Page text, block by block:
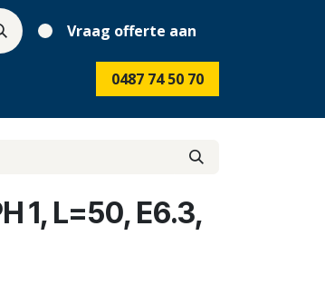
Vraag offerte aan
0487 74 50 70
1, L=50, E6.3,